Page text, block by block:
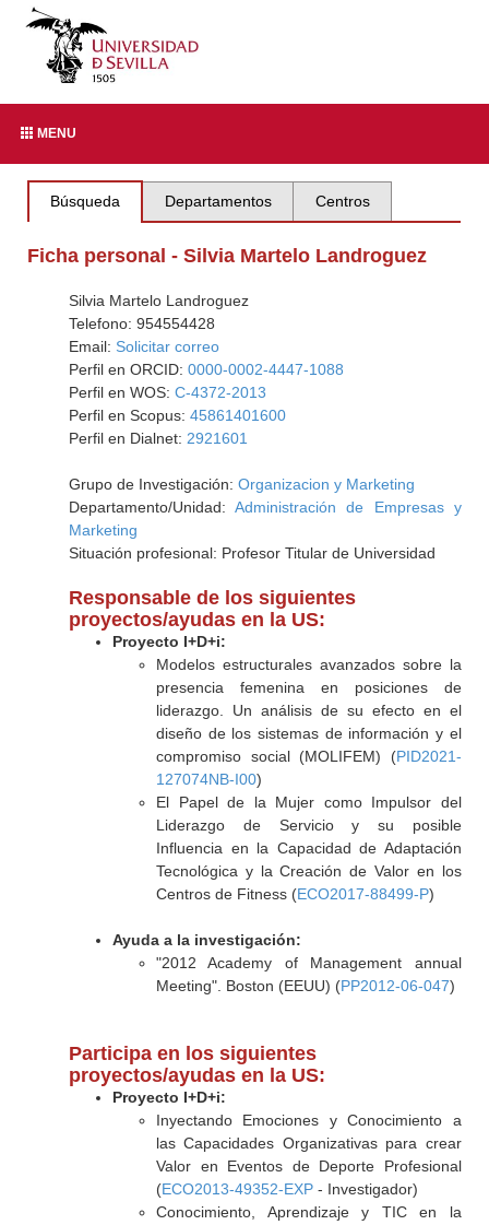
MENU
Búsqueda Departamentos Centros
Ficha personal - Silvia Martelo Landroguez
Silvia Martelo Landroguez
Telefono: 954554428
Email: Solicitar correo
Perfil en ORCID: 0000-0002-4447-1088
Perfil en WOS: C-4372-2013
Perfil en Scopus: 45861401600
Perfil en Dialnet: 2921601
Grupo de Investigación: Organizacion y Marketing
Departamento/Unidad:Administración de Empresas y
Marketing
Situación profesional: Profesor Titular de Universidad
Responsable de los siguientes
proyectos/ayudas en la US:
Proyecto I+D+i:
Modelos estructurales avanzados sobre la
presencia femenina en posiciones de
liderazgo. Un análisis de su efecto en el
diseño de los sistemas de información y el
compromiso social (MOLIFEM) (PID2021-
127074NB-I00)
El Papel de la Mujer como Impulsor del
Liderazgo de Servicio y su posible
Influencia en la Capacidad de Adaptación
Tecnológica y la Creación de Valor en los
Centros de Fitness (ECO2017-88499-P)
Ayuda a la investigación:
"2012 Academy of Management annual
Meeting". Boston (EEUU) (PP2012-06-047)
Participa en los siguientes
proyectos/ayudas en la US:
Proyecto I+D+i:
Inyectando Emociones y Conocimiento a
las Capacidades Organizativas para crear
Valor en Eventos de Deporte Profesional
(ECO2013-49352-EXP- Investigador)
Conocimiento, Aprendizaje y TIC en la